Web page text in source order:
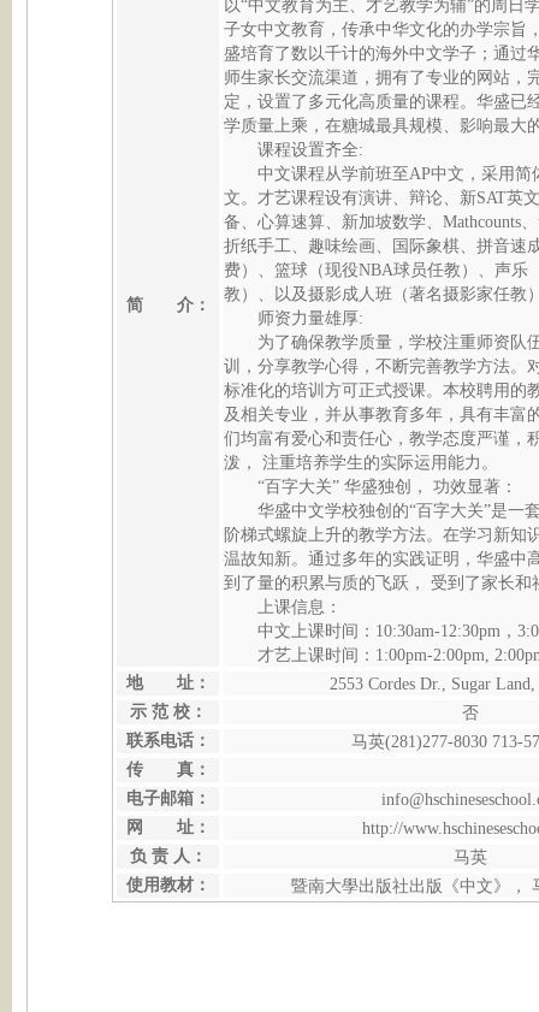
简 介：
以“中文教育为主、才艺教学为辅”的周日
子女中文教育，传承中华文化的办学宗旨
盛培育了数以千计的海外中文学子；通过
师生家长交流渠道，拥有了专业的网站，
定，设置了多元化高质量的课程。华盛已
学质量上乘，在糖城最具规模、影响最大
课程设置齐全:
中文课程从学前班至AP中文，采用
文。才艺课程设有演讲、辩论、新SAT英
备、心算速算、新加坡数学、Mathcounts
折纸手工、趣味绘画、国际象棋、拼音速
费）、篮球（现役NBA球员任教）、声乐
教）、以及摄影成人班（著名摄影家任教
师资力量雄厚:
为了确保教学质量，学校注重师资队
训，分享教学心得，不断完善教学方法。
标准化的培训方可正式授课。本校聘用的
及相关专业，并从事教育多年，具有丰富
们均富有爱心和责任心，教学态度严谨，
泼， 注重培养学生的实际运用能力。
“百字大关” 华盛独创， 功效显著：
华盛中文学校独创的“百字大关”是一
阶梯式螺旋上升的教学方法。在学习新知
温故知新。通过多年的实践证明，华盛中
到了量的积累与质的飞跃， 受到了家长和
上课信息：
中文上课时间：10:30am-12:30pm，
才艺上课时间：1:00pm-2:00pm,
地 址： 2553 Cordes Dr., Sugar
示 范 校： 否
联系电话： 马英(281)277-8030 713-
传 真：
电子邮箱：
网 址： http://
负 责 人： 马英
使用教材： 暨南大學出版社出版《中文》，